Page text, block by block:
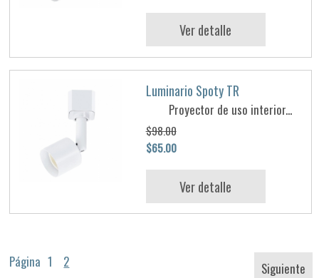
Ver detalle
Luminario Spoty TR
Proyector de uso interior...
$98.00
$65.00
Ver detalle
Página 1 2 Siguiente